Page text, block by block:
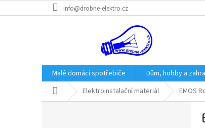
na
info@drobne-elektro.cz
Malé domácí spotřebiče Dům, hobby a
Domů Elektroinstalační materiál EMOS